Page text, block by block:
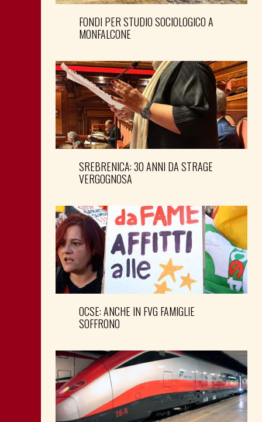
FONDI PER STUDIO SOCIOLOGICO A
MONFALCONE
SREBRENICA: 30 ANNI DA STRAGE
VERGOGNOSA
OCSE: ANCHE IN FVG FAMIGLIE
SOFFRONO